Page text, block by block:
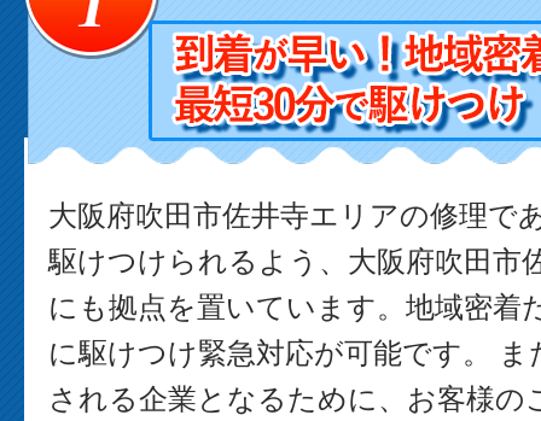
大阪府吹田市佐井寺エリアの修理で
駆けつけられるよう、大阪府吹田市
にも拠点を置いています。地域密着
に駆けつけ緊急対応が可能です。 ま
される企業となるために、お客様の